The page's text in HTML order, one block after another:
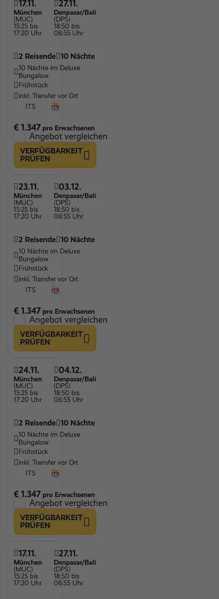
17.11.
München
(MUC)
15:25 bis
17:20 Uhr
27.11.
Denpasar/Bali
(DPS)
18:50 bis
06:55 Uhr
2 Reisende 10 Nächte
10 Nächte im Deluxe
Bungalow
Frühstück
inkl. Transfer vor Ort
ITS
€ 1.347 pro Erwachsenen
Angebot vergleichen
VERFÜGBARKEIT
PRÜFEN
23.11.
München
(MUC)
15:25 bis
17:20 Uhr
03.12.
Denpasar/Bali
(DPS)
18:50 bis
06:55 Uhr
2 Reisende 10 Nächte
10 Nächte im Deluxe
Bungalow
Frühstück
inkl. Transfer vor Ort
ITS
€ 1.347 pro Erwachsenen
Angebot vergleichen
VERFÜGBARKEIT
PRÜFEN
24.11.
München
(MUC)
15:25 bis
17:20 Uhr
04.12.
Denpasar/Bali
(DPS)
18:50 bis
06:55 Uhr
2 Reisende 10 Nächte
10 Nächte im Deluxe
Bungalow
Frühstück
inkl. Transfer vor Ort
ITS
€ 1.347 pro Erwachsenen
Angebot vergleichen
VERFÜGBARKEIT
PRÜFEN
17.11.
München
(MUC)
15:25 bis
17:20 Uhr
27.11.
Denpasar/Bali
(DPS)
18:50 bis
06:55 Uhr